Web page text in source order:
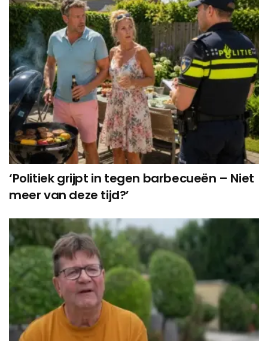
‘Politiek grijpt in tegen barbecueën – Niet
meer van deze tijd?’